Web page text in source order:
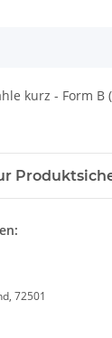
kurz - Form B
72501